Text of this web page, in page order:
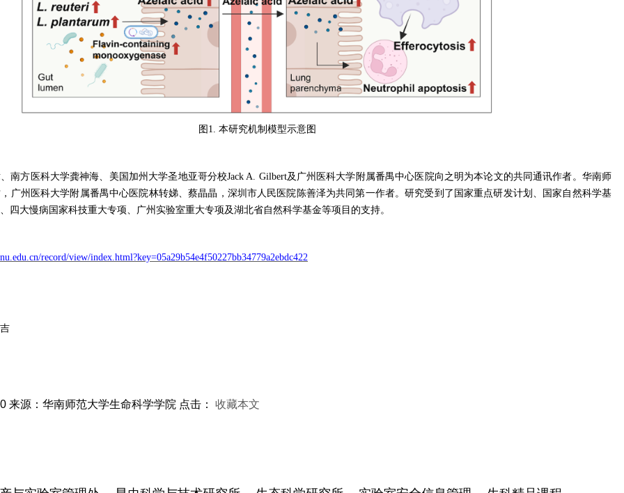
图 1. 本研究机制模型示意图
南方医科大学龚神海、美国加州大学圣地亚哥分校Jack A. Gilbert及广州医科大学附属番禺中心医院向之明 为本论文的共同通讯作者 。华南师
广州医科大学附属番禺中心医院林转娣、蔡晶晶，深圳市人民医院陈善泽为共同第一作者。研究受到了 国家重点研发计划、国家自然科学基
四大慢病国家科技重大专项、广州实验室重大专项及湖北省自然科学基金等项目 的支持。
record/view/index.html?key=05a29b54e4f50227bb34779a2ebdc422
来源：华南师范大学生命科学学院 点击：
收藏本文